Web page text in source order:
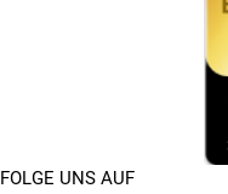
FOLGE UNS AUF